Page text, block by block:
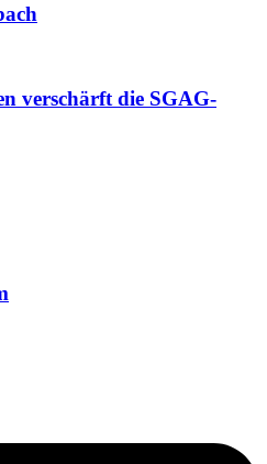
verschärft die SGAG-